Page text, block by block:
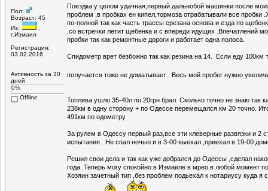
Пол:
Возраст: 45
Из:
г.Измаил
Регистрация:
03.02.2016
Активность за 30
дней
0%
Offline
Поездка у целом удачная,первый дальнобой машинки после
проблем ,в пробках ен кипел,тормоза отрабатывали все пробки
по-полной так как часть трассы срезана основа и езда по
,со встречки летит щебенка и с впереди идущих .Впечатлений
пробки так как ремонтные дороги и работает одна полоса.
Спидометр врет безбожно так как резина на 14. Если еду
получается тоже не доматывает . Весь мой пробег нужно
Топлива ушло 35-40л по 20грн брал. Сколько точно не знаю так
238км в одну сторону + по Одессе перемещался км 20 точно.
491км по одометру.
За рулем в Одессу первый раз,все эти клеверные развязки и 2
испытания. Не спал ночью и в 3-00 выехал ,приехал в 19-00
Решил свои дела и так как уже добрался до Одессы ,сделал
года .Теперь могу спокойно в Измаиле в мрео в любой момент
Хозяин зачетный тип ,без проблем подьехал к нотариусу куда я